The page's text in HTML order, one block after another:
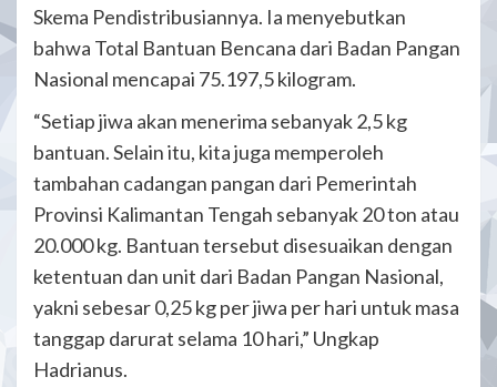
Skema Pendistribusiannya. Ia menyebutkan
bahwa Total Bantuan Bencana dari Badan Pangan
Nasional mencapai 75.197,5 kilogram.
“Setiap jiwa akan menerima sebanyak 2,5 kg
bantuan. Selain itu, kita juga memperoleh
tambahan cadangan pangan dari Pemerintah
Provinsi Kalimantan Tengah sebanyak 20 ton atau
20.000 kg. Bantuan tersebut disesuaikan dengan
ketentuan dan unit dari Badan Pangan Nasional,
yakni sebesar 0,25 kg per jiwa per hari untuk masa
tanggap darurat selama 10 hari,” Ungkap
Hadrianus.